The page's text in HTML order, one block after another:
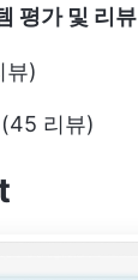
평가 및 리뷰
뷰)
리뷰)